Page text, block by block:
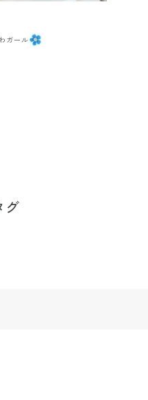
ガール
グ